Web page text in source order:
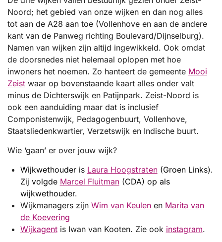
Noord; het gebied van onze wijken en dan nog alles
tot aan de A28 aan toe (Vollenhove en aan de andere
kant van de Panweg richting Boulevard/Dijnselburg).
Namen van wijken zijn altijd ingewikkeld. Ook omdat
de doorsnedes niet helemaal oplopen met hoe
inwoners het noemen. Zo hanteert de gemeente Mooi
Zeist waar op bovenstaande kaart alles onder valt
minus de Dichterswijk en Patijnpark. Zeist-Noord is
ook een aanduiding maar dat is inclusief
Componistenwijk, Pedagogenbuurt, Vollenhove,
Staatsliedenkwartier, Verzetswijk en Indische buurt.
Wie ‘gaan’ er over jouw wijk?
Wijkwethouder is Laura Hoogstraten(Groen Links).
Zij volgde Marcel Fluitman(CDA) op als
wijkwethouder.
Wijkmanagers zijn Wim van Keulenen Marita van
de Koevering
Wijkagentis Iwan van Kooten. Zie ook instagram.